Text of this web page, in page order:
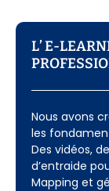
L’ E-
Nous avons
les
Des vidéos,
d’entraide
Mapping et